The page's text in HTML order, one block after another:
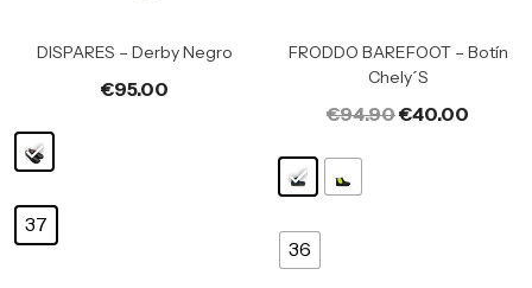
DISPARES – Derby Negro
€95.00
37
FRODDO BAREFOOT – Botín
Chely´s
€94.90€40.00
36